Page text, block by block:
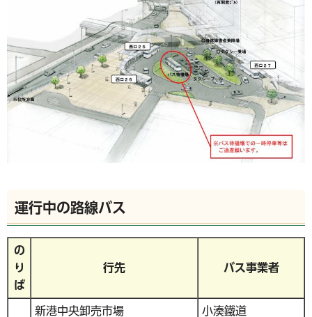
運行中の路線バス
の
り
ば
行先 バス事業者
新港中央卸売市場 小湊鐵道